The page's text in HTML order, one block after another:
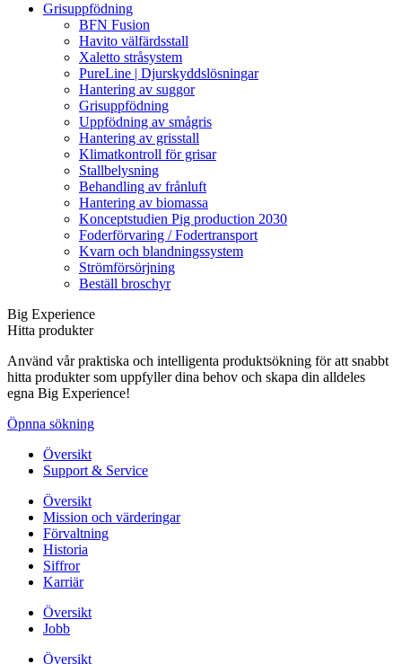
Grisuppfödning
BFN Fusion
Havito välfärdsstall
Xaletto stråsystem
PureLine | Djurskyddslösningar
Hantering av suggor
Grisuppfödning
Uppfödning av smågris
Hantering av grisstall
Klimatkontroll för grisar
Stallbelysning
Behandling av frånluft
Hantering av biomassa
Konceptstudien Pig production 2030
Foderförvaring / Fodertransport
Kvarn och blandningssystem
Strömförsörjning
Beställ broschyr
Big Experience
Hitta produkter
Använd vår praktiska och intelligenta produktsökning för att snabbt
hitta produkter som uppfyller dina behov och skapa din alldeles
egna Big Experience!
Öpnna sökning
Översikt
Support & Service
Översikt
Mission och värderingar
Förvaltning
Historia
Siffror
Karriär
Översikt
Jobb
Översikt